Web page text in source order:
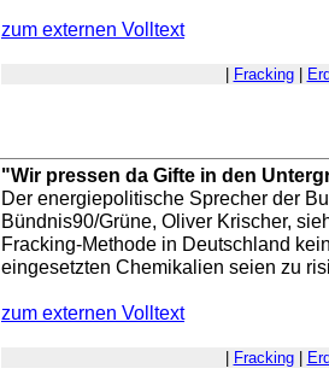
zum externen Volltext
Fracking|
"Wir pressen da Gifte in den
Der energiepolitische Sprecher der
Bündnis90/Grüne, Oliver Krischer,
Fracking-Methode in Deutschland
eingesetzten Chemikalien seien zu
zum externen Volltext
Fracking|